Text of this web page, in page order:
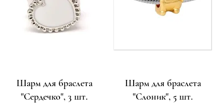
Шарм для браслета
"Сердечко", 3 шт.
Шарм для браслета
"Слоник", 5 шт.